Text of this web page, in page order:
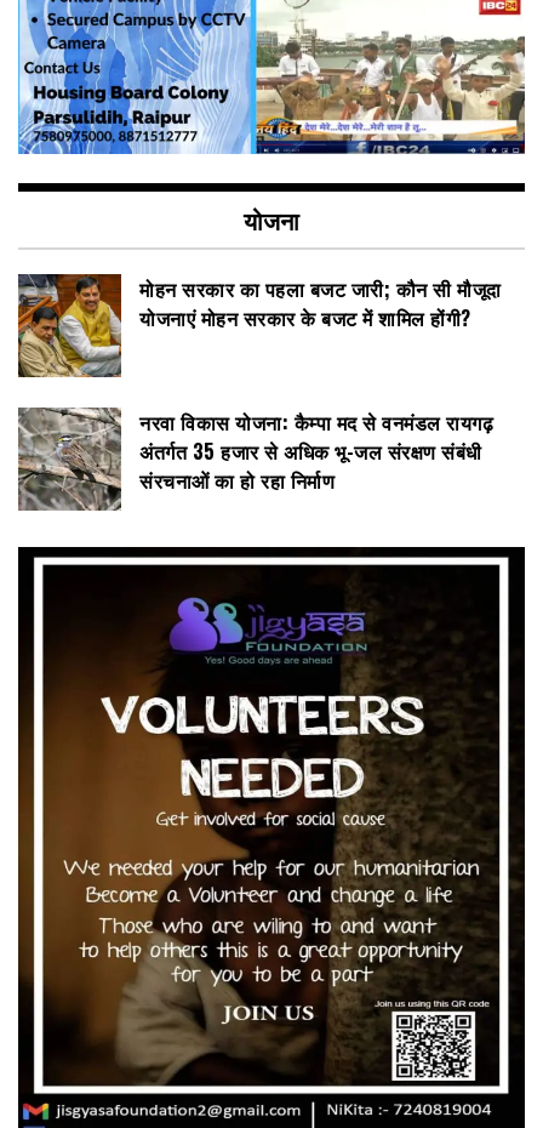
योजना
मोहन सरकार का पहला बजट जारी; कौन सी मौजूदा
योजनाएं मोहन सरकार के बजट में शामिल होंगी?
नरवा विकास योजना: कैम्पा मद से वनमंडल रायगढ़
अंतर्गत 35 हजार से अधिक भू-जल संरक्षण संबंधी
संरचनाओं का हो रहा निर्माण